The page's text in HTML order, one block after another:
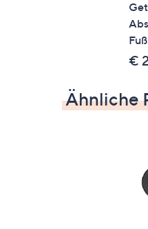
€
Ähnliche